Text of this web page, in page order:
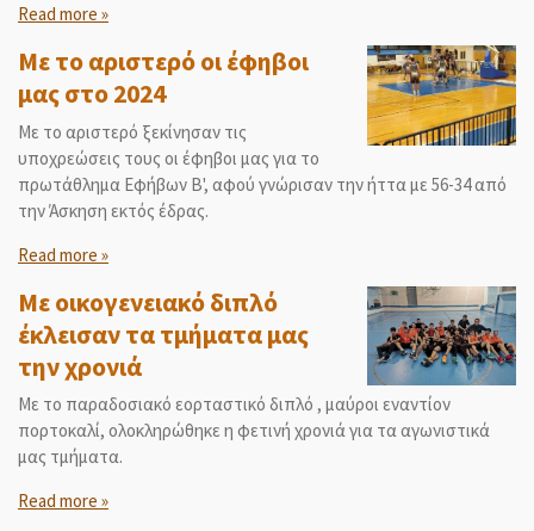
Read more »
Με το αριστερό οι έφηβοι
μας στο 2024
Με το αριστερό ξεκίνησαν τις
υποχρεώσεις τους οι έφηβοι μας για το
πρωτάθλημα Εφήβων Β', αφού γνώρισαν την ήττα με 56-34 από
την Άσκηση εκτός έδρας.
Read more »
Με οικογενειακό διπλό
έκλεισαν τα τμήματα μας
την χρονιά
Με το παραδοσιακό εορταστικό διπλό , μαύροι εναντίον
πορτοκαλί, ολοκληρώθηκε η φετινή χρονιά για τα αγωνιστικά
μας τμήματα.
Read more »